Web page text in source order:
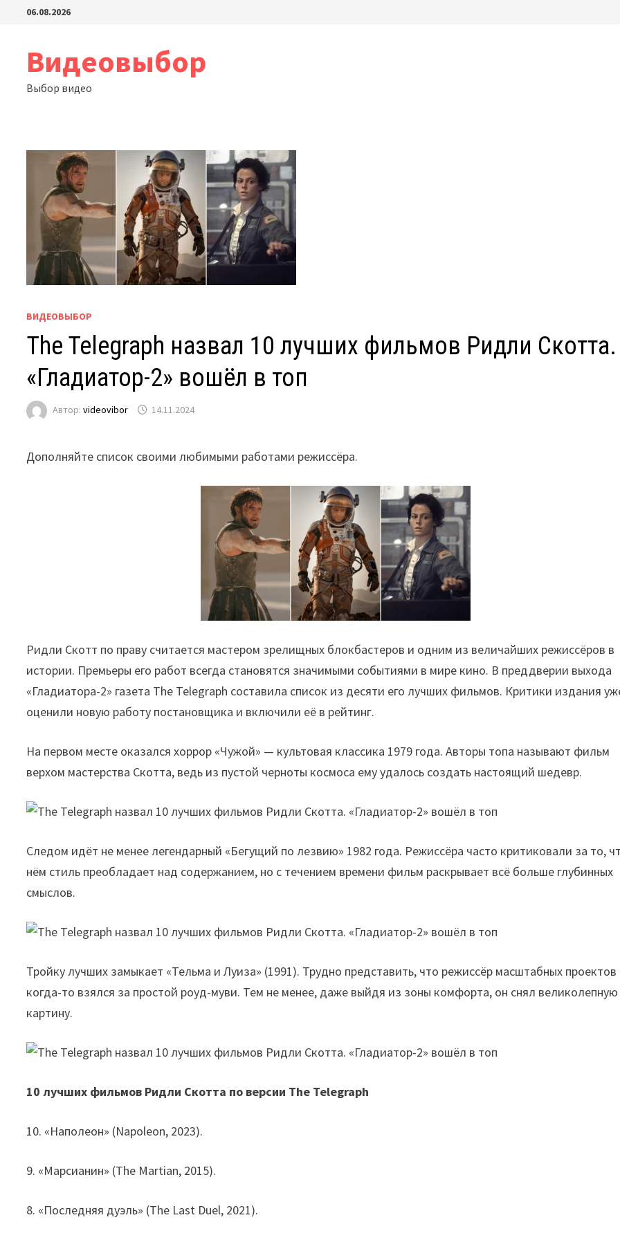
Перейти06.08.2026
Видеовыбор
Выбор видео
ВИДЕОВЫБОР
The Telegraph назвал 10 лучших фильмов Ридли Скотта.
«Гладиатор-2» вошёл в топ
Автор:videovibor 14.11.2024
Дополняйте список своими любимыми работами режиссёра.
Ридли Скотт по праву считается мастером зрелищных блокбастеров и одним из величайших режиссёров в
истории. Премьеры его работ всегда становятся значимыми событиями в мире кино. В преддверии выхода
«Гладиатора-2» газета The Telegraph составила список из десяти его лучших фильмов. Критики издания
оценили новую работу постановщика и включили её в рейтинг.
На первом месте оказался хоррор «Чужой» — культовая классика 1979 года. Авторы топа называют фильм
верхом мастерства Скотта, ведь из пустой черноты космоса ему удалось создать настоящий шедевр.
Следом идёт не менее легендарный «Бегущий по лезвию» 1982 года. Режиссёра часто критиковали за то,
нём стиль преобладает над содержанием, но с течением времени фильм раскрывает всё больше глубинных
смыслов.
Тройку лучших замыкает «Тельма и Луиза» (1991). Трудно представить, что режиссёр масштабных проектов
когда-то взялся за простой роуд-муви. Тем не менее, даже выйдя из зоны комфорта, он снял великолепную
картину.
10 лучших фильмов Ридли Скотта по версии The Telegraph
10. «Наполеон» (Napoleon, 2023).
9. «Марсианин» (The Martian, 2015).
8. «Последняя дуэль» (The Last Duel, 2021).